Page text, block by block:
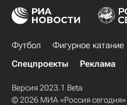
Футбол Фигурное катание
Спецпроекты
Реклама
Версия 2023.1 Beta
© 2026 МИА «Россия сегодня»